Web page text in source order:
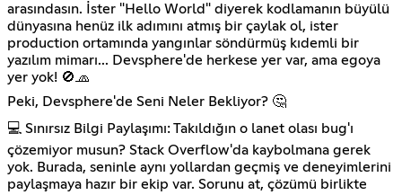
arasındasın. İster "Hello World" diyerek kodlamanın büyülü
dünyasına henüz ilk adımını atmış bir çaylak ol, ister
production ortamında yangınlar söndürmüş kıdemli bir
yazılım mimarı... Devsphere'de herkese yer var, ama egoya
yer yok! 🚫🧢
Peki, Devsphere'de Seni Neler Bekliyor? 🤔
💻 Sınırsız Bilgi Paylaşımı: Takıldığın o lanet olası bug'ı
çözemiyor musun? Stack Overflow'da kaybolmana gerek
yok. Burada, seninle aynı yollardan geçmiş ve deneyimlerini
paylaşmaya hazır bir ekip var. Sorunu at, çözümü birlikte